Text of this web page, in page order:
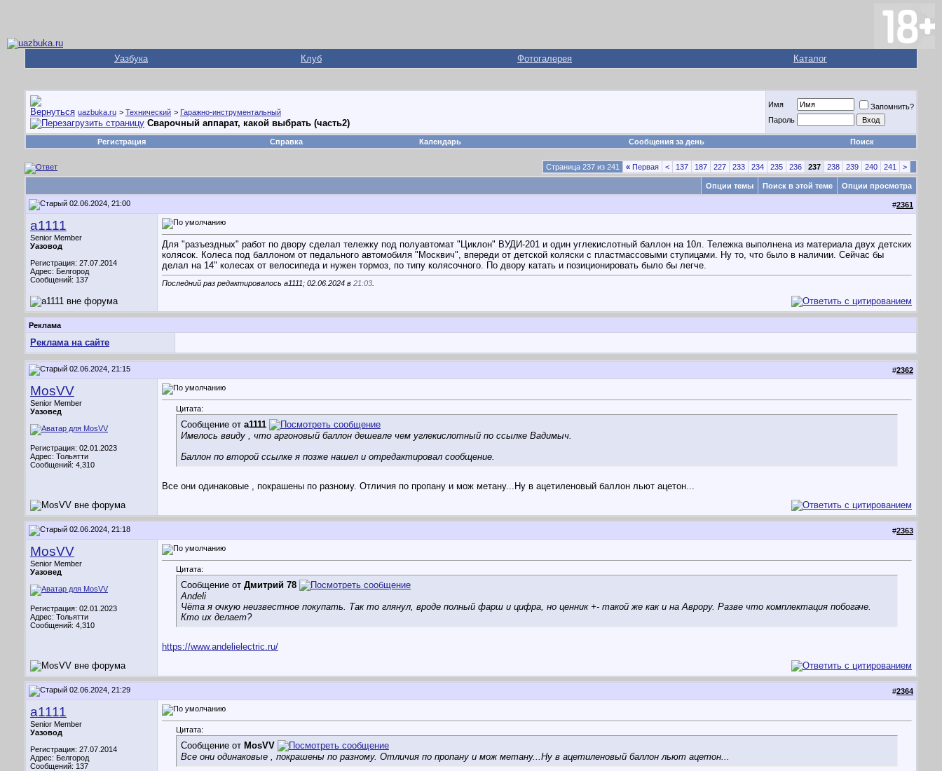
Уазбука Клуб Фотогалерея Каталог
uazbuka.ru > Технический > Гаражно-инструментальный
Сварочный аппарат, какой выбрать (часть2)
Имя
Запомнить?
Пароль
Регистрация Справка Календарь Сообщения за день Поиск
Страница 237 из 241 « Первая < 137 187 227 233 234 235 236 237 238 239 240 241 >
Опции темы Поиск в этой теме Опции просмотра
02.06.2024, 21:00 #2361
a1111
Senior Member
Уазовод
Регистрация: 27.07.2014
Адрес: Белгород
Сообщений: 137
Для "разъездных" работ по двору сделал тележку под полуавтомат "Циклон" ВУДИ-201 и один углекислотный баллон на 10л. Тележка выполнена из материала двух детских
колясок. Колеса под баллоном от педального автомобиля "Москвич", впереди от детской коляски с пластмассовыми ступицами. Ну то, что было в наличии. Сейчас бы
делал на 14" колесах от велосипеда и нужен тормоз, по типу колясочного. По двору катать и позиционировать было бы легче.
Последний раз редактировалось a1111; 02.06.2024 в 21:03
Реклама
Реклама на сайте
02.06.2024, 21:15 #2362
MosVV
Senior Member
Уазовед
Регистрация: 02.01.2023
Адрес: Тольятти
Сообщений: 4,310
Цитата:
Сообщение от a1111
Имелось ввиду , что аргоновый баллон дешевле чем углекислотный по ссылке Вадимыч.
Баллон по второй ссылке я позже нашел и отредактировал сообщение.
Все они одинаковые , покрашены по разному. Отличия по пропану и мож метану...Ну в ацетиленовый баллон льют ацетон...
02.06.2024, 21:18 #2363
MosVV
Senior Member
Уазовед
Регистрация: 02.01.2023
Адрес: Тольятти
Сообщений: 4,310
Цитата:
Сообщение от Дмитрий 78
Andeli
Чёта я очкую неизвестное покупать. Так то глянул, вроде полный фарш и цифра, но ценник +- такой же как и на Аврору. Разве что комплектация побогаче.
Кто их делает?
https://www.andelielectric.ru/
02.06.2024, 21:29 #2364
a1111
Senior Member
Уазовод
Регистрация: 27.07.2014
Адрес: Белгород
Сообщений: 137
Цитата:
Сообщение от MosVV
Все они одинаковые , покрашены по разному. Отличия по пропану и мож метану...Ну в ацетиленовый баллон льют ацетон...